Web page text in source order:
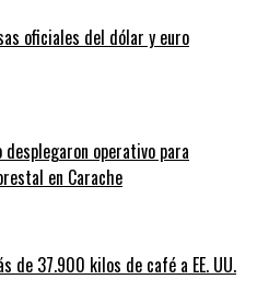
oficiales del dólar y euro
operativo para
en Carache
de 37.900 kilos de café a EE. UU.